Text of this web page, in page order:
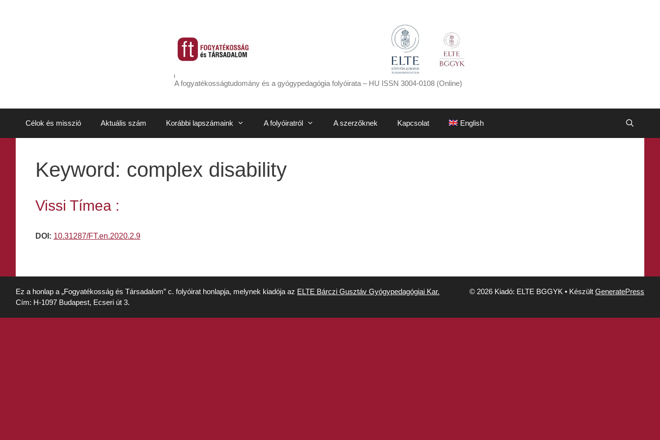
A fogyatékosságtudomány és a gyógypedagógia folyóirata – HU ISSN 3004-0108 (Online)
Célok és misszió Aktuális szám Korábbi lapszámaink A folyóiratról A szerzőknek Kapcsolat English
Keyword: complex disability
Vissi Tímea :
DOI: 10.31287/FT.en.2020.2.9
Ez a honlap a „Fogyatékosság és Társadalom” c. folyóirat honlapja, melynek kiadója az ELTE Bárczi Gusztáv Gyógypedagógiai Kar.
Cím: H-1097 Budapest, Ecseri út 3.
© 2026 Kiadó: ELTE BGGYK • Készült GeneratePress